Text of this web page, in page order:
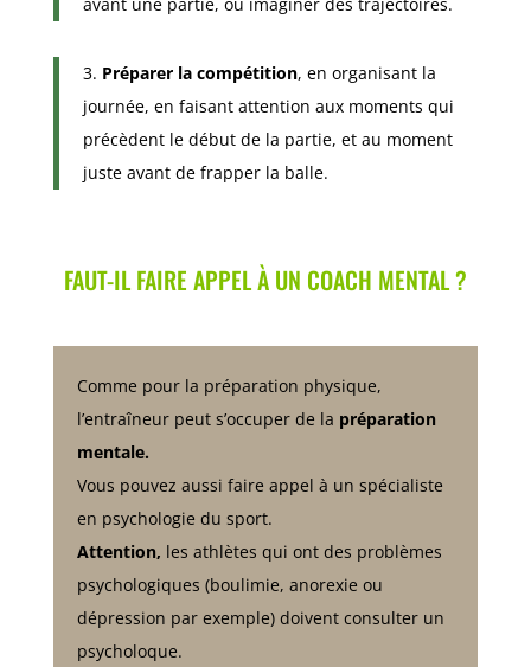
3. Préparer la compétition, en organisant la
journée, en faisant attention aux moments qui
précèdent le début de la partie, et au moment
juste avant de frapper la balle.
FAUT-IL FAIRE APPEL À UN COACH MENTAL ?
Comme pour la préparation physique,
l’entraîneur peut s’occuper de la préparation
mentale.
Vous pouvez aussi faire appel à un spécialiste
en psychologie du sport.
Attention, les athlètes qui ont des problèmes
psychologiques (boulimie, anorexie ou
dépression par exemple) doivent consulter un
psycholoque.